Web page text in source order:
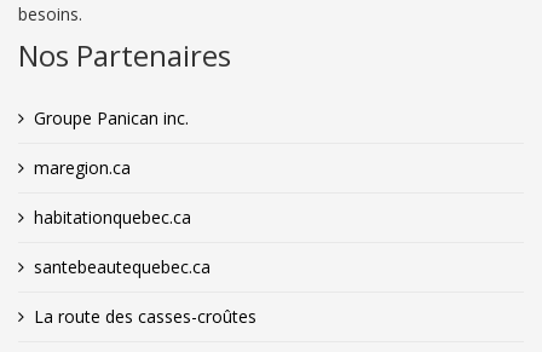
besoins.
Nos Partenaires
Groupe Panican inc.
maregion.ca
habitationquebec.ca
santebeautequebec.ca
La route des casses-croûtes